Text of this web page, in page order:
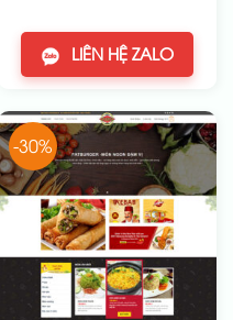
LIÊN HỆ ZALO
-30%